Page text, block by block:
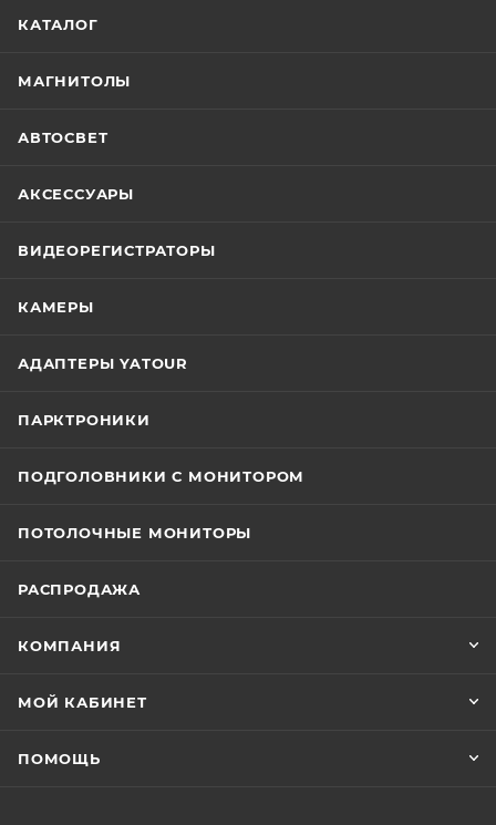
КАТАЛОГ
МАГНИТОЛЫ
АВТОСВЕТ
АКСЕССУАРЫ
ВИДЕОРЕГИСТРАТОРЫ
КАМЕРЫ
АДАПТЕРЫ YATOUR
ПАРКТРОНИКИ
ПОДГОЛОВНИКИ С МОНИТОРОМ
ПОТОЛОЧНЫЕ МОНИТОРЫ
РАСПРОДАЖА
КОМПАНИЯ
МОЙ КАБИНЕТ
ПОМОЩЬ